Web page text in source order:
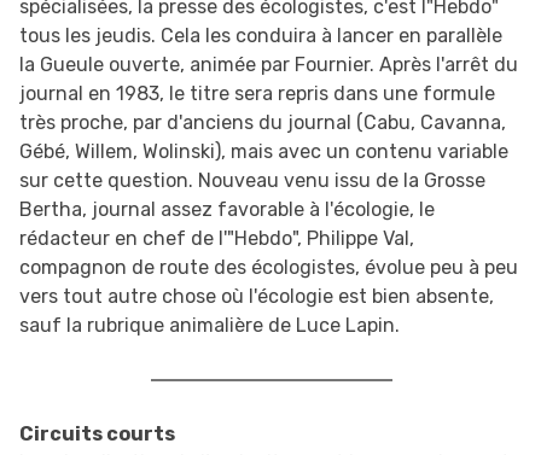
spécialisées, la presse des écologistes, c'est l"Hebdo"
tous les jeudis. Cela les conduira à lancer en parallèle
la Gueule ouverte, animée par Fournier. Après l'arrêt du
journal en 1983, le titre sera repris dans une formule
très proche, par d'anciens du journal (Cabu, Cavanna,
Gébé, Willem, Wolinski), mais avec un contenu variable
sur cette question. Nouveau venu issu de la Grosse
Bertha, journal assez favorable à l'écologie, le
rédacteur en chef de l'"Hebdo", Philippe Val,
compagnon de route des écologistes, évolue peu à peu
vers tout autre chose où l'écologie est bien absente,
sauf la rubrique animalière de Luce Lapin.
Circuits courts